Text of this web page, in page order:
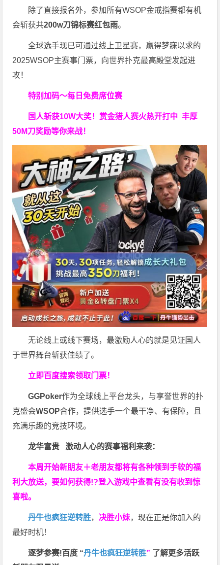
除了直接报名外，参加所有WSOP金戒指赛都有机
会斩获共200w刀锦标赛红包雨。
全球选手现已可通过线上卫星赛，赢得梦寐以求的
2025WSOP主赛事门票，向世界扑克最高殿堂发起进
攻！
特别加码～每日免费席位赛
国人斩获10W大奖！ 赏金猎人赛火热开打中 丰厚
50M刀奖励等你来战！
无论线上或线下赛场，最激励人心的就是见证国人
于世界舞台斩获佳绩了。
立即百度搜索领取门票！
GGPoker作为全球线上平台龙头，与享誉世界的扑
克盛会WSOP合作，提供选手一个最干净、有保障，且
充满乐趣的竞技环境。
龙华富贵 激动人心的赛事福利来袭：
本周开始新朋友＋老朋友都将有各种领到手软的福
利大放送，要如何获得!?登入游戏中查看有没有收到惊
喜啦。
丹牛也疯狂逆转胜， 决胜小妹，现在正是你加入的
最好时机！
逐梦参赛!百度 “丹牛也疯狂逆转胜” 了解更多活跃